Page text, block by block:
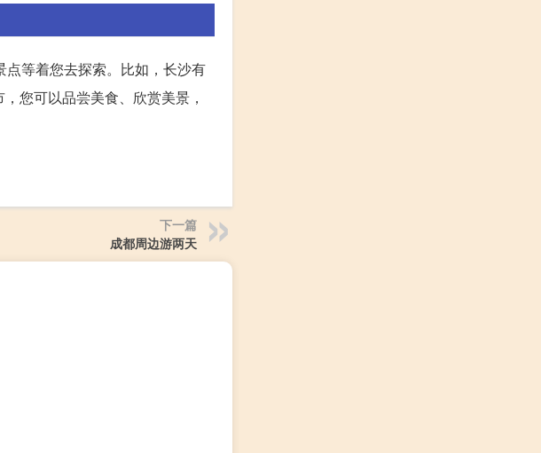
等着您去探索。比如，长沙有
您可以品尝美食、欣赏美景，
下一篇
成都周边游两天